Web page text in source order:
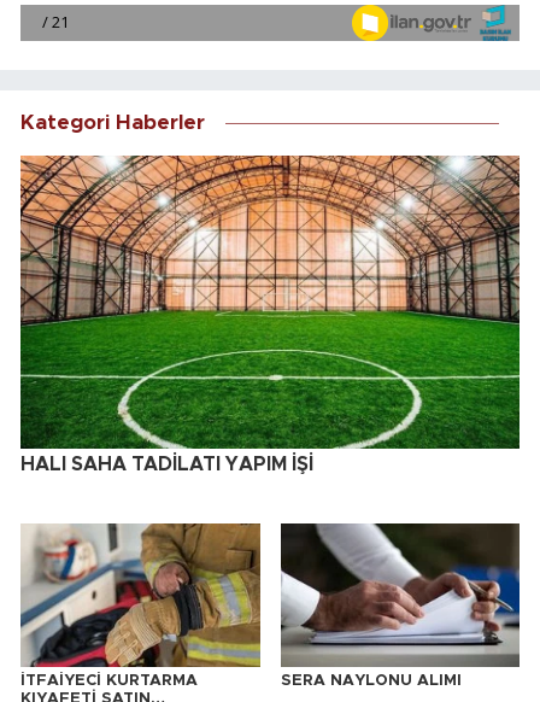
Kategori Haberler
HALI SAHA TADİLATI YAPIM İŞİ
İTFAİYECİ KURTARMA
KIYAFETİ SATIN
SERA NAYLONU ALIMI